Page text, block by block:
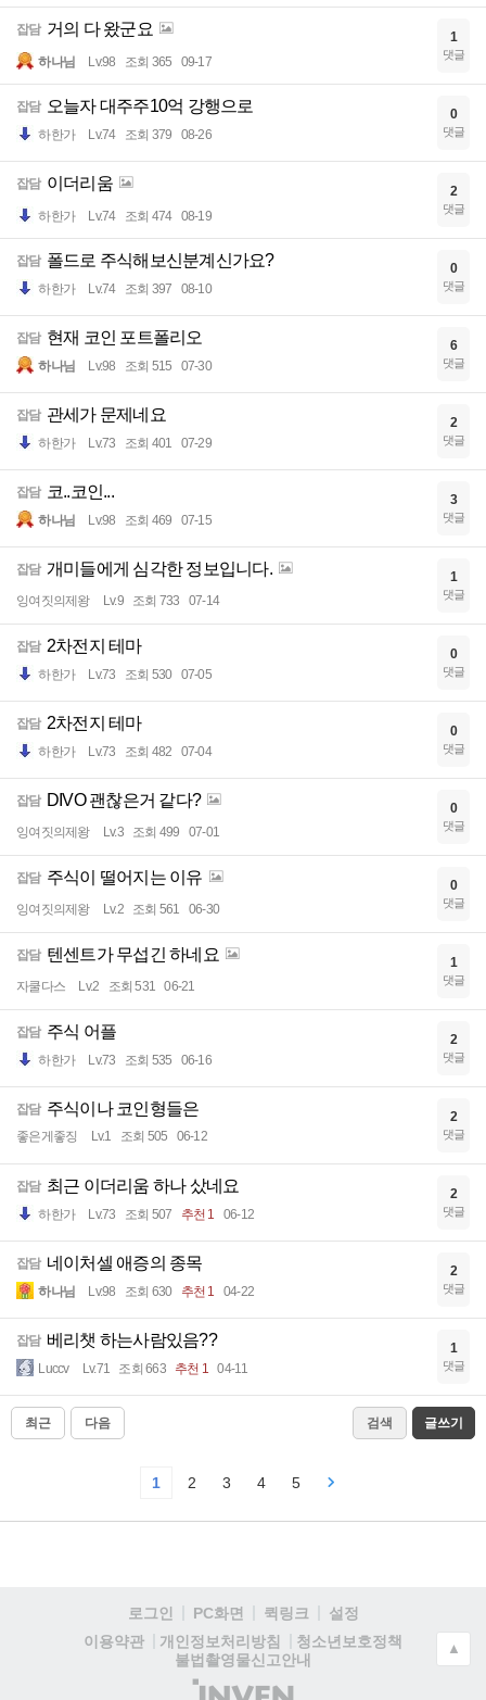
잡담 거의 다 왔군요
하나님 Lv.98 조회 365 09-17
1
댓글
잡담 오늘자 대주주10억 강행으로
하한가 Lv.74 조회 379 08-26
0
댓글
잡담 이더리움
하한가 Lv.74 조회 474 08-19
2
댓글
잡담 폴드로 주식해보신분계신가요?
하한가 Lv.74 조회 397 08-10
0
댓글
잡담 현재 코인 포트폴리오
하나님 Lv.98 조회 515 07-30
6
댓글
잡담 관세가 문제네요
하한가 Lv.73 조회 401 07-29
2
댓글
잡담 코..코인...
하나님 Lv.98 조회 469 07-15
3
댓글
잡담 개미들에게 심각한 정보입니다.
잉여짓의제왕 Lv.9 조회 733 07-14
1
댓글
잡담 2차전지 테마
하한가 Lv.73 조회 530 07-05
0
댓글
잡담 2차전지 테마
하한가 Lv.73 조회 482 07-04
0
댓글
잡담 DIVO 괜찮은거 같다?
잉여짓의제왕 Lv.3 조회 499 07-01
0
댓글
잡담 주식이 떨어지는 이유
잉여짓의제왕 Lv.2 조회 561 06-30
0
댓글
잡담 텐센트가 무섭긴 하네요
자쿨다스 Lv.2 조회 531 06-21
1
댓글
잡담 주식 어플
하한가 Lv.73 조회 535 06-16
2
댓글
잡담 주식이나 코인형들은
좋은게좋징 Lv.1 조회 505 06-12
2
댓글
잡담 최근 이더리움 하나 샀네요
하한가 Lv.73 조회 507 추천 1 06-12
2
댓글
잡담 네이처셀 애증의 종목
하나님 Lv.98 조회 630 추천 1 04-22
2
댓글
잡담 베리챗 하는사람있음??
Luccv Lv.71 조회 663 추천 1 04-11
1
댓글
최근 다음 검색 글쓰기
1 2 3 4 5
로그인 PC화면 퀵링크
설정
이용약관
개인정보처리방침
청소년보호정책
불법촬영물신고안내
(주)
▲